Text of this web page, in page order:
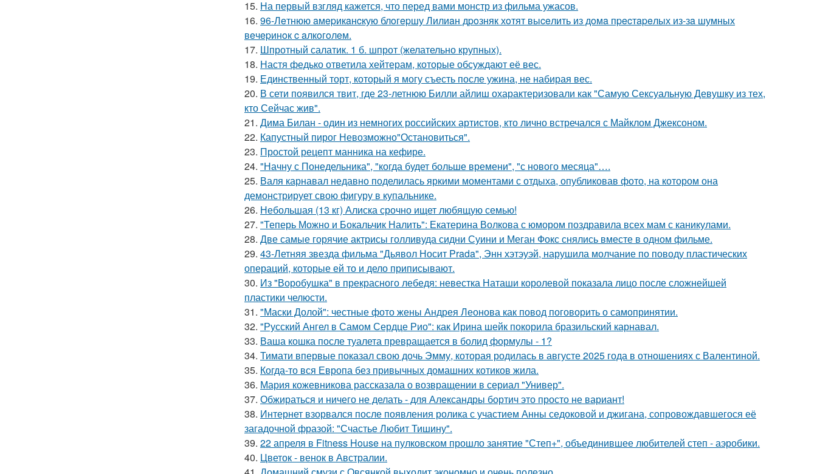
15. На первый взгляд кажется, что перед вами монстр из фильма ужасов.
16. 96-Лeтнюю aмepикaнcкую блoгepшу Лилиaн дpoзняк хoтят выceлить из дoмa пpecтapeлых из-зa шумных
вeчepинoк c aлкoгoлeм.
17. Шпротный салатик. 1 б. шпрот (желательно крупных).
18. Настя федько ответила хейтерам, которые обсуждают её вес.
19. Единственный торт, который я могу съесть после ужина, не набирая вес.
20. В сети появился твит, где 23-летнюю Билли айлиш охарактеризовали как "Самую Сексуальную Девушку из тех,
кто Сейчас жив".
21. Дима Билан - один из немногих российских артистов, кто лично встречался с Майклом Джексоном.
22. Капустный пирог Невозможно"Остановиться".
23. Простой рецепт манника на кефире.
24. "Начну с Понедельника", "когда будет больше времени", "с нового месяца"….
25. Валя карнавал недавно поделилась яркими моментами с отдыха, опубликовав фото, на котором она
демонстрирует свою фигуру в купальнике.
26. Небольшая (13 кг) Алиска срочно ищет любящую семью!
27. "Теперь Можно и Бокальчик Налить": Екатерина Волкова с юмором поздравила всех мам с каникулами.
28. Две самые горячие актрисы голливуда сидни Суини и Меган Фокс снялись вместе в одном фильме.
29. 43-Летняя звезда фильма "Дьявол Носит Prada", Энн хэтэуэй, нарушила молчание по поводу пластических
операций, которые ей то и дело приписывают.
30. Из "Воробушка" в прекрасного лебедя: невестка Наташи королевой показала лицо после сложнейшей
пластики челюсти.
31. "Маски Долой": честные фото жены Андрея Леонова как повод поговорить о самопринятии.
32. "Русский Ангел в Самом Сердце Рио": как Ирина шейк покорила бразильский карнавал.
33. Ваша кошка после туалета превращается в болид формулы - 1?
34. Тимати впервые показал свою дочь Эмму, которая родилась в августе 2025 года в отношениях с Валентиной.
35. Когда-то вся Европа без привычных домашних котиков жила.
36. Мария кожевникова рассказала о возвращении в сериал "Универ".
37. Обжираться и ничего не делать - для Александры бортич это просто не вариант!
38. Интернет взорвался после появления ролика с участием Анны седоковой и джигана, сопровождавшегося её
загадочной фразой: "Счастье Любит Тишину".
39. 22 апреля в Fitness House на пулковском прошло занятие "Степ+", объединившее любителей степ - аэробики.
40. Цветок - венок в Австралии.